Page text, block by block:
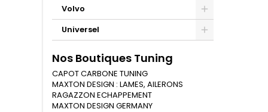
Volvo
Universel
Nos Boutiques Tuning
CAPOT CARBONE TUNING
MAXTON DESIGN : LAMES, AILERONS
RAGAZZON ECHAPPEMENT
MAXTON DESIGN GERMANY